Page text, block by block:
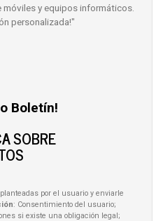
y equipos informáticos.
personalizada!"
Boletín!
SOBRE
por el usuario y enviarle
: Consentimiento del usuario;
si existe una obligación legal;